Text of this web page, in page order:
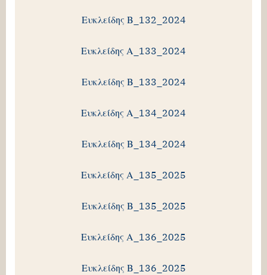
Ευκλείδης Β_132_2024
Ευκλείδης Α_133_2024
Ευκλείδης Β_133_2024
Ευκλείδης Α_134_2024
Ευκλείδης Β_134_2024
Ευκλείδης Α_135_2025
Ευκλείδης Β_135_2025
Ευκλείδης Α_136_2025
Ευκλείδης Β_136_2025